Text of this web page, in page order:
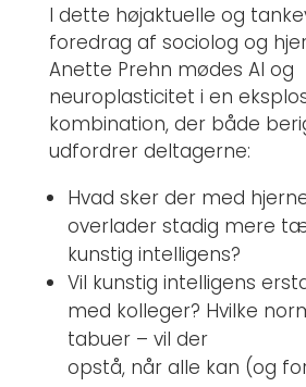
I dette højaktuelle og
foredrag af sociolog og
Anette Prehn mødes AI og
neuroplasticitet i en
kombination, der både
udfordrer deltagerne:
Hvad sker der med
overlader stadig mere
kunstig intelligens?
Vil kunstig intelligens
med kolleger? Hvilke
tabuer – vil der
opstå, når alle kan (og